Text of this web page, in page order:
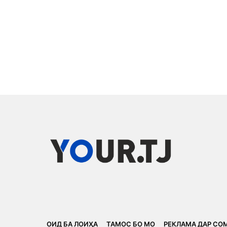
ОИД БА ЛОИҲА ТАМОС БО МО РЕКЛАМА ДАР